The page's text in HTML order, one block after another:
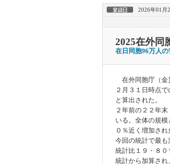
2026年01月
2025在外同
在日同胞96万人
在外同胞庁（金
２月３１日時点
と算出された。
２年前の２２年
いる。全体の規
０％近く増加され
今回の統計で最
統計比１９・８
統計から加算され